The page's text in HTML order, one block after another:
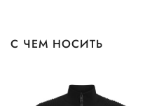
С ЧЕМ НОСИТЬ